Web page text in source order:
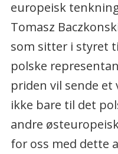
europeisk
Tomasz
som sitter i styret
polske
priden vil sende
ikke bare til det
andre
for oss med dette